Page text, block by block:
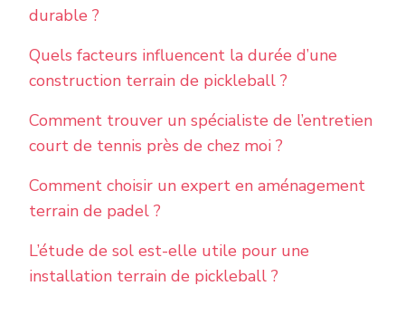
durable ?
Quels facteurs influencent la durée d’une
construction terrain de pickleball ?
Comment trouver un spécialiste de l’entretien
court de tennis près de chez moi ?
Comment choisir un expert en aménagement
terrain de padel ?
L’étude de sol est-elle utile pour une
installation terrain de pickleball ?